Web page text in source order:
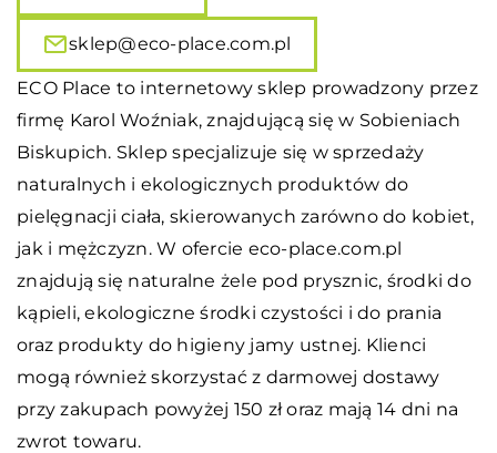
sklep@eco-place.com.pl
ECO Place to internetowy sklep prowadzony przez
firmę Karol Woźniak, znajdującą się w Sobieniach
Biskupich. Sklep specjalizuje się w sprzedaży
naturalnych i ekologicznych produktów do
pielęgnacji ciała, skierowanych zarówno do kobiet,
jak i mężczyzn. W ofercie eco-place.com.pl
znajdują się naturalne żele pod prysznic, środki do
kąpieli, ekologiczne środki czystości i do prania
oraz produkty do higieny jamy ustnej. Klienci
mogą również skorzystać z darmowej dostawy
przy zakupach powyżej 150 zł oraz mają 14 dni na
zwrot towaru.